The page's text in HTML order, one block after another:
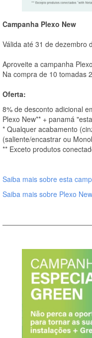
Campanha Plexo New
Válida até 31 de dezembro
Aproveite a campanha
Na compra de 10 tomadas
Oferta:
8% de desconto adicional
Plexo New** + panamá
* Qualquer acabamento
(saliente/encastrar ou
** Exceto produtos
Saiba mais sobre esta
Saiba mais sobre Plexo New